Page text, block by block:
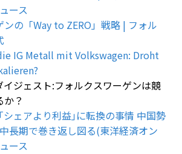
ース
ンの「Way to ZERO」戦略 | フォル
IG Metall mit Volkswagen: Droht
イジェスト:フォルクスワーゲンは競
？
シェアより利益｣に転換の事情 中国勢
長期で巻き返し図る(東洋経済オン
ース